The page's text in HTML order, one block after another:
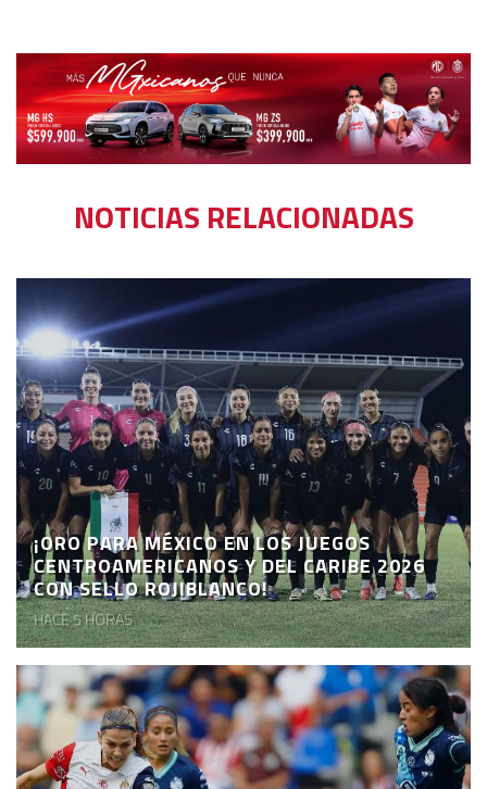
NOTICIAS RELACIONADAS
¡ORO PARA MÉXICO EN LOS JUEGOS
CENTROAMERICANOS Y DEL CARIBE 2026
CON SELLO ROJIBLANCO!
HACE 5 HORAS